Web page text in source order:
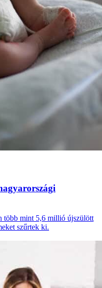
több mint 5,6 millió újszülött
és 3289 gyermeket szűrtek ki.